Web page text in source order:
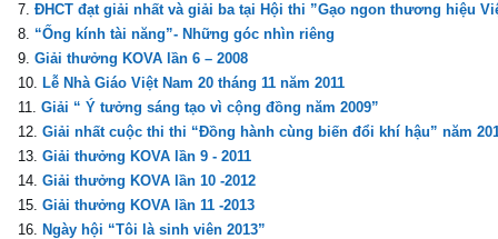
ĐHCT đạt giải nhất và giải ba tại Hội thi ”Gạo ngon thương hiệu
“Ống kính tài năng”- Những góc nhìn riêng
Giải thưởng KOVA lần 6 – 2008
Lễ Nhà Giáo Việt Nam 20 tháng 11 năm 2011
Giải “ Ý tưởng sáng tạo vì cộng đồng năm 2009”
Giải nhất cuộc thi thi “Đồng hành cùng biến đổi khí hậu” năm
Giải thưởng KOVA lần 9 - 2011
Giải thưởng KOVA lần 10 -2012
Giải thưởng KOVA lần 11 -2013
Ngày hội “Tôi là sinh viên 2013”